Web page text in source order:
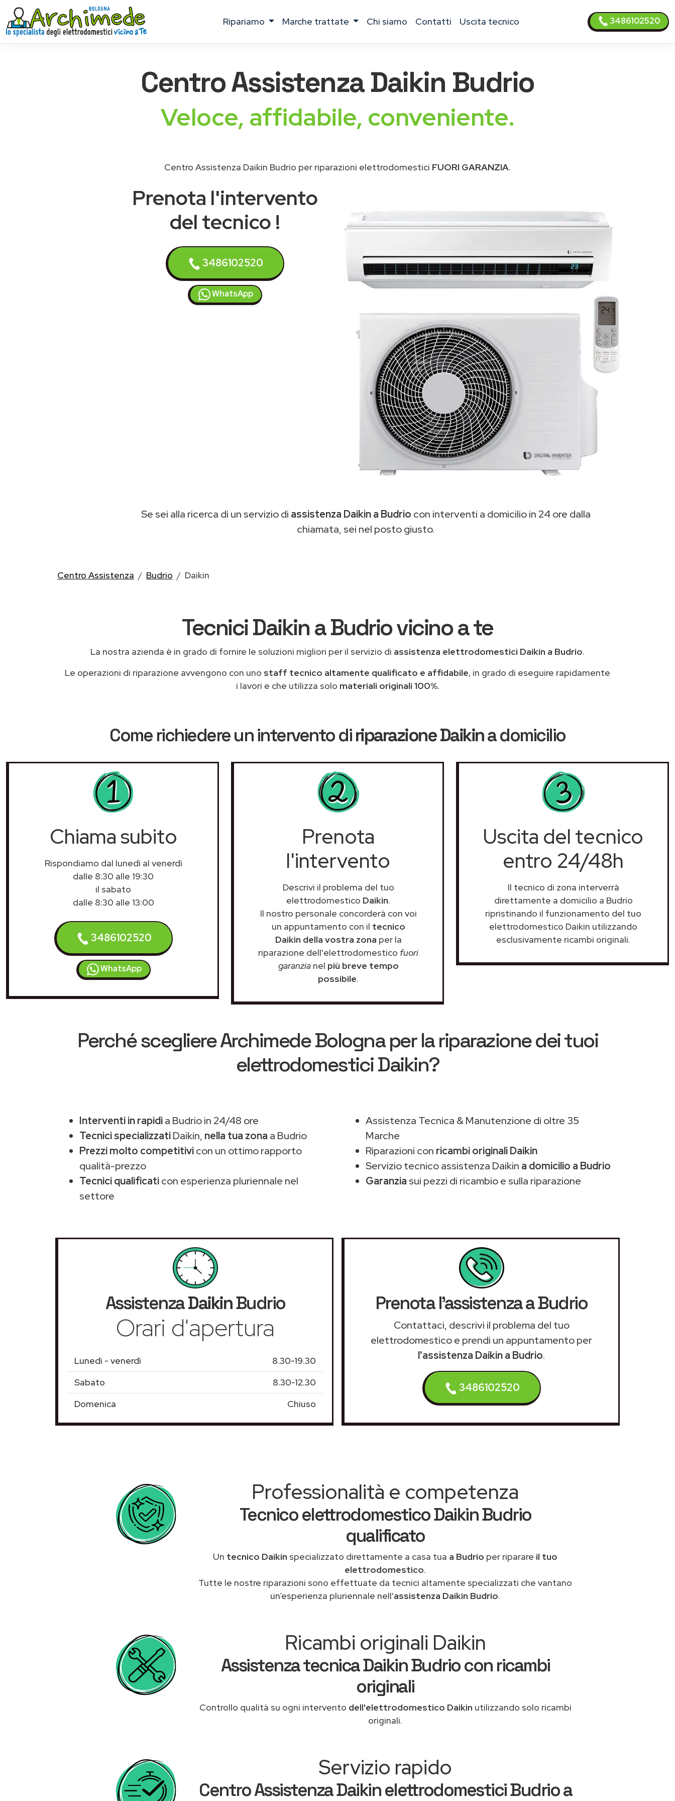
ripariamo marche trattate chi siamo contatti uscita tecnico 3486102520
Centro AssistenzaDaikin Budrio
Veloce, affidabile, conveniente.
Centro Assistenza Daikin Budrio per riparazioni elettrodomestici FUORI GARANZIA.
Prenota l'intervento
del tecnico !
3486102520
WhatsApp
Se sei alla ricerca di un servizio di assistenza Daikin a Budrio con interventi a domicilio in 24 ore dalla
chiamata, sei nel posto giusto.
Centro Assistenza Budrio Daikin
Tecnici Daikin a Budrio vicino a te
La nostra azienda è in grado di fornire le soluzioni migliori per il servizio di assistenza elettrodomestici Daikin a Budrio.
Le operazioni di riparazione avvengono con uno staff tecnico altamente qualificato e affidabile, in grado di eseguire rapidamente
i lavori e che utilizza solo materiali originali 100%.
Come richiedere un intervento diriparazione Daikina domicilio
Chiama subito
Rispondiamo dal lunedì al venerdì
dalle 8:30 alle 19:30
il sabato
dalle 8:30 alle 13:00
3486102520
WhatsApp
Prenota
l'intervento
Descrivi il problema del tuo
elettrodomestico Daikin.
Il nostro personale concorderà con voi
un appuntamento con il tecnico
Daikin della vostra zona per la
riparazione dell'elettrodomestico fuori
garanzianel più breve tempo
possibile.
Uscita del tecnico
entro 24/48h
Il tecnico di zona interverrà
direttamente a domicilio a Budrio
ripristinando il funzionamento del tuo
elettrodomestico Daikin utilizzando
esclusivamente ricambi originali.
Perché scegliereArchimede Bolognaper la riparazione dei tuoi
elettrodomestici Daikin?
Interventi in rapidia Budrio in 24/48 ore
Tecnici specializzatiDaikin, nella tua zona a Budrio
Prezzi molto competitivicon un ottimo rapporto
qualità-prezzo
Tecnici qualificaticon esperienza pluriennale nel
settore
Assistenza Tecnica & Manutenzione di oltre 35
Marche
Riparazioni con ricambi originali Daikin
Servizio tecnico assistenza Daikin a domicilio a Budrio
Garanzia sui pezzi di ricambio e sulla riparazione
AssistenzaDaikinBudrio
Orari d'apertura
Lunedì - venerdì
8.30-19.30
Sabato
8.30-12.30
Domenica
Chiuso
Prenota l'assistenza a Budrio
Contattaci, descrivi il problema del tuo
elettrodomestico e prendi un appuntamento per
l'assistenza Daikin a Budrio.
3486102520
Professionalità e competenza
Tecnico elettrodomestico Daikin Budrio
qualificato
Un tecnico Daikin specializzato direttamente a casa tua a Budrio per riparare il tuo
elettrodomestico.
Tutte le nostre riparazioni sono effettuate da tecnici altamente specializzati che vantano
un’esperienza pluriennale nell'assistenza Daikin Budrio.
Ricambi originali Daikin
Assistenza tecnica Daikin Budrio con ricambi
originali
Controllo qualità su ogni intervento dell'elettrodomestico Daikin utilizzando solo ricambi
originali.
Servizio rapido
Centro Assistenza Daikin elettrodomestici Budrio a